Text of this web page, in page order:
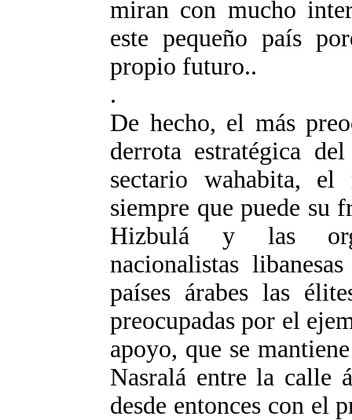
miran con mucho
este pequeño país
propio futuro..
.
De hecho, el más
derrota estratégica
sectario wahabita, el
siempre que puede su
Hizbulá y las
nacionalistas
países árabes las
preocupadas por el
apoyo, que se
Nasralá entre la calle
desde entonces con el